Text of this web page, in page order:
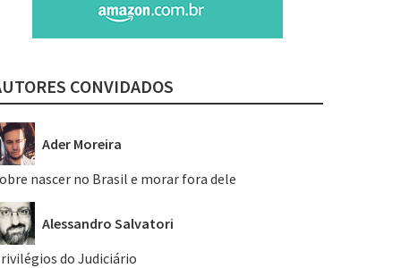
CONVIDADOS
Ader Moreira
nascer no Brasil e morar fora dele
Alessandro Salvatori
do Judiciário